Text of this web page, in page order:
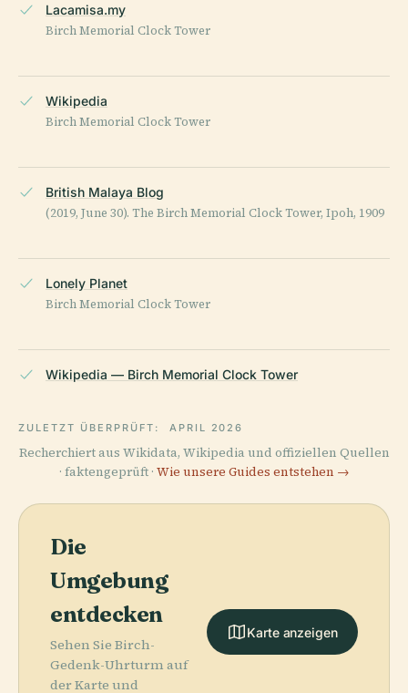
Lacamisa.my
Birch Memorial Clock Tower
Wikipedia
Birch Memorial Clock Tower
British Malaya Blog
(2019, June 30). The Birch Memorial Clock Tower, Ipoh, 1909
Lonely Planet
Birch Memorial Clock Tower
Wikipedia — Birch Memorial Clock Tower
ZULETZT ÜBERPRÜFT: APRIL 2026
Recherchiert aus Wikidata, Wikipedia und offiziellen Quellen
· faktengeprüft · Wie unsere Guides entstehen →
Die
Umgebung
entdecken
Sehen Sie Birch-
Gedenk-Uhrturm auf
der Karte und
Karte anzeigen